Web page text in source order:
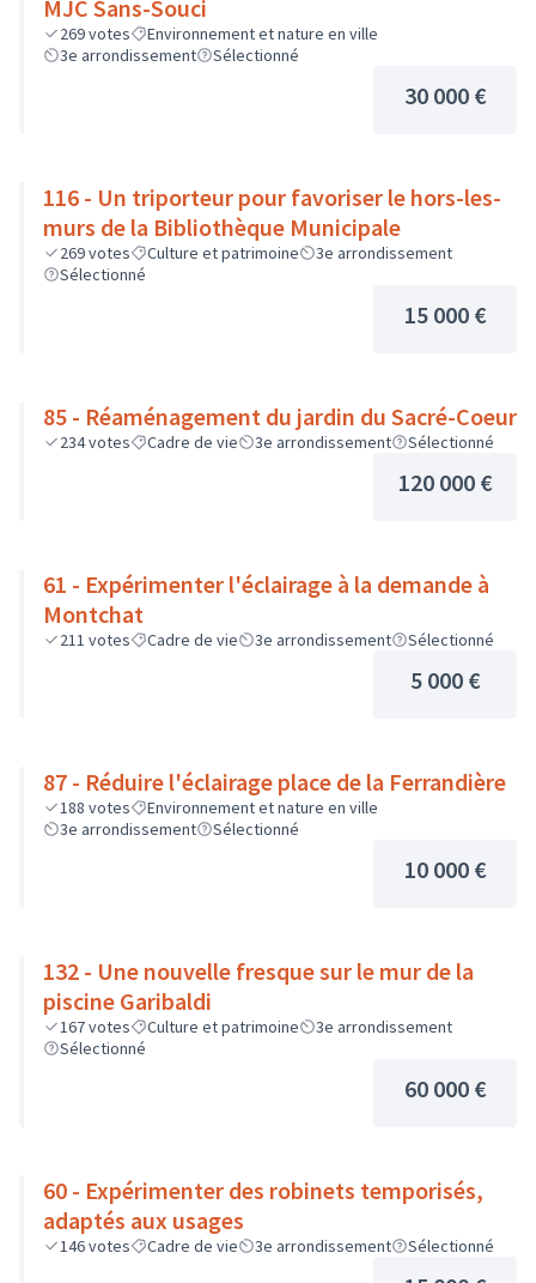
MJC Sans-Souci
269votes
Environnement et nature en ville
3e arrondissement
Sélectionné
30 000 €
116 - Un triporteur pour favoriser le hors-les-
murs de la Bibliothèque Municipale
269votes Culture et patrimoine
3e arrondissement
Sélectionné
15 000 €
85 - Réaménagement du jardin du Sacré-Coeur
234votes Cadre de vie 3e arrondissement Sélectionné
120 000 €
61 - Expérimenter l'éclairage à la demande à
Montchat
211 votes Cadre de vie 3e arrondissement Sélectionné
5 000 €
87 - Réduire l'éclairage place de la Ferrandière
188 votes
Environnement et nature en ville
3e arrondissement
Sélectionné
10 000 €
132 - Une nouvelle fresque sur le mur de la
piscine Garibaldi
167votes Culture et patrimoine
3e arrondissement
Sélectionné
60 000 €
60 - Expérimenter des robinets temporisés,
adaptés aux usages
146votes Cadre de vie 3e arrondissement Sélectionné